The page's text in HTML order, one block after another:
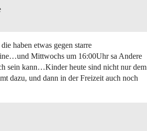
haben etwas gegen starre
Mittwochs um 16:00Uhr sa Andere
sein kann…Kinder heute sind nicht nur dem
dazu, und dann in der Freizeit auch noch